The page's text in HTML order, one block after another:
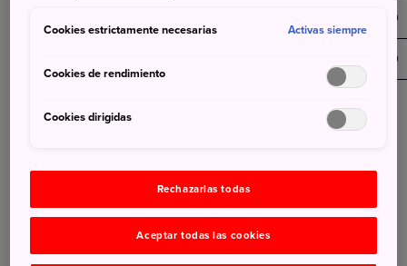
¥40,000
¥50,000
Otros Abonos JR:
Existen pases regionales como JR
Hokkaido, JR East, JR Central, JR West, JR Shikoku y JR
Tarjetas de Viaje IC:Son tarjetas de prepago muy
convenientes. Para turistas, existen Welcome SUICA
PASMO PASSPORT, aunque la Welcome SUICA también
Cookies estrictamente necesarias Activas siempre
Cookies de rendimiento
Cookies dirigidas
Rechazarlas todas
Aceptar todas las cookies